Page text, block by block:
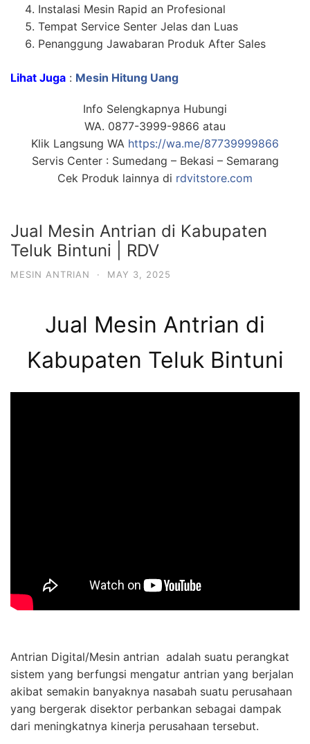
Instalasi Mesin Rapid an Profesional
Tempat Service Senter Jelas dan Luas
Penanggung Jawabaran Produk After Sales
Lihat Juga : Mesin Hitung Uang
Info Selengkapnya Hubungi
WA. 0877-3999-9866 atau
Klik Langsung WA https://wa.me/87739999866
Servis Center : Sumedang – Bekasi – Semarang
Cek Produk lainnya di rdvitstore.com
Jual Mesin Antrian di Kabupaten
Teluk Bintuni | RDV
MESIN ANTRIAN · MAY 3, 2025
Jual Mesin Antrian di
Kabupaten Teluk Bintuni
Antrian Digital/Mesin antrian adalah suatu perangkat
sistem yang berfungsi mengatur antrian yang berjalan
akibat semakin banyaknya nasabah suatu perusahaan
yang bergerak disektor perbankan sebagai dampak
dari meningkatnya kinerja perusahaan tersebut.